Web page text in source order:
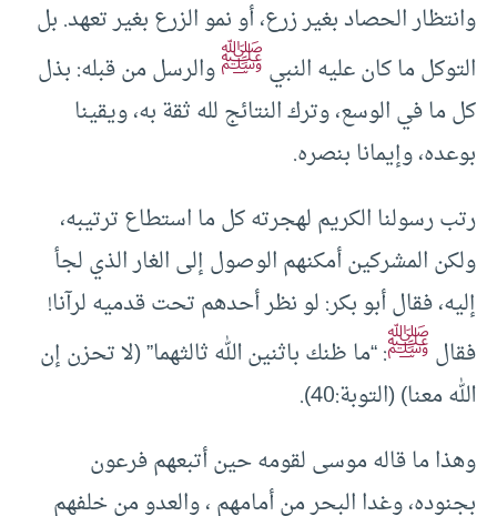
وانتظار الحصاد بغير زرع، أو نمو الزرع بغير تعهد. بل
التوكل ما كان عليه النبيﷺوالرسل من قبله: بذل
كل ما في الوسع، وترك النتائج لله ثقة به، ويقينا
بوعده، وإيمانا بنصره.
رتب رسولنا الكريم لهجرته كل ما استطاع ترتيبه،
ولكن المشركين أمكنهم الوصول إلى الغار الذي لجأ
إليه، فقال أبو بكر: لو نظر أحدهم تحت قدميه لرآنا!
فقالﷺ: “ما ظنك باثنين الله ثالثهما” (لا تحزن إن
الله معنا) (التوبة:40).
وهذا ما قاله موسى لقومه حين أتبعهم فرعون
بجنوده، وغدا البحر من أمامهم ، والعدو من خلفهم